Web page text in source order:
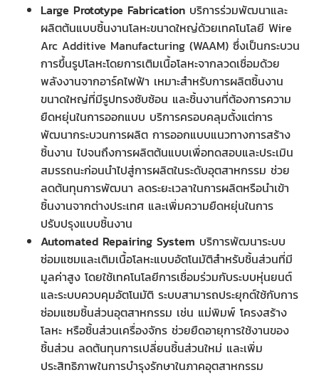
Large Prototype Fabrication บริการร่วมพัฒนาและ
ผลิตต้นแบบชิ้นงานโลหะขนาดใหญ่ด้วยเทคโนโลยี Wire
Arc Additive Manufacturing (WAAM) ซึ่งเป็นกระบวน
การขึ้นรูปโลหะโดยการเติมเนื้อโลหะจากลวดเชื่อมด้วย
พลังงานจากอาร์คไฟฟ้า เหมาะสำหรับการผลิตชิ้นงาน
ขนาดใหญ่ที่มีรูปทรงซับซ้อน และชิ้นงานที่ต้องการความ
ยืดหยุ่นในการออกแบบ บริการครอบคลุมตั้งแต่การ
พัฒนากระบวนการผลิต การออกแบบแนวทางการสร้าง
ชิ้นงาน ไปจนถึงการผลิตต้นแบบเพื่อทดสอบและประเมิน
สมรรถนะก่อนนำไปสู่การผลิตในระดับอุตสาหกรรม ช่วย
ลดต้นทุนการพัฒนา ลดระยะเวลาในการผลิตหรือนำเข้า
ชิ้นงานจากต่างประเทศ และเพิ่มความยืดหยุ่นในการ
ปรับปรุงแบบชิ้นงาน
Automated Repairing System บริการพัฒนาระบบ
ซ่อมแซมและเติมเนื้อโลหะแบบอัตโนมัติสำหรับชิ้นส่วนที่มี
มูลค่าสูง โดยใช้เทคโนโลยีการเชื่อมร่วมกับระบบหุ่นยนต์
และระบบควบคุมอัตโนมัติ ระบบสามารถประยุกต์ใช้กับการ
ซ่อมแซมชิ้นส่วนอุตสาหกรรม เช่น แม่พิมพ์ โครงสร้าง
โลหะ หรือชิ้นส่วนเครื่องจักร ช่วยยืดอายุการใช้งานของ
ชิ้นส่วน ลดต้นทุนการเปลี่ยนชิ้นส่วนใหม่ และเพิ่ม
ประสิทธิภาพในการบำรุงรักษาในภาคอุตสาหกรรม